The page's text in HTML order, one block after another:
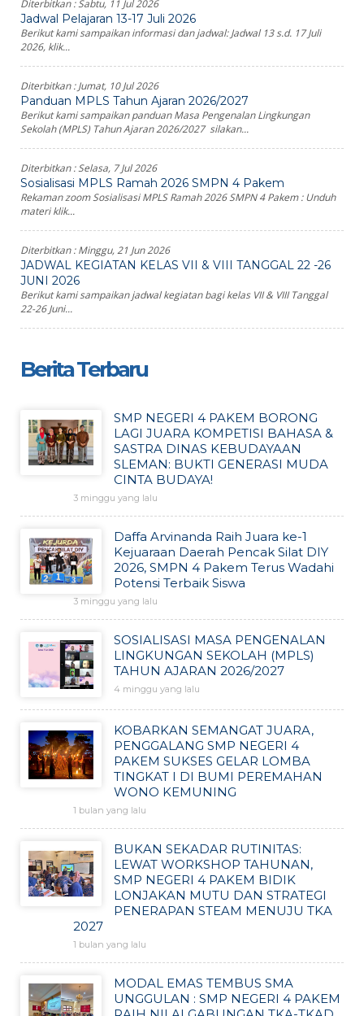
Diterbitkan :Sabtu, 11 Jul 2026
Jadwal Pelajaran 13-17 Juli 2026
Berikut kami sampaikan informasi dan jadwal: Jadwal 13 s.d. 17 Juli
2026, klik...
Diterbitkan :Jumat, 10 Jul 2026
Panduan MPLS Tahun Ajaran 2026/2027
Berikut kami sampaikan panduan Masa Pengenalan Lingkungan
Sekolah (MPLS) Tahun Ajaran 2026/2027 silakan...
Diterbitkan :Selasa, 7 Jul 2026
Sosialisasi MPLS Ramah 2026 SMPN 4 Pakem
Rekaman zoom Sosialisasi MPLS Ramah 2026 SMPN 4 Pakem : Unduh
materi klik...
Diterbitkan :Minggu, 21 Jun 2026
JADWAL KEGIATAN KELAS VII & VIII TANGGAL 22 -26
JUNI 2026
Berikut kami sampaikan jadwal kegiatan bagi kelas VII & VIII Tanggal
22-26 Juni...
Berita Terbaru
SMP NEGERI 4 PAKEM BORONG
LAGI JUARA KOMPETISI BAHASA &
SASTRA DINAS KEBUDAYAAN
SLEMAN: BUKTI GENERASI MUDA
CINTA BUDAYA!
3 minggu yang lalu
Daffa Arvinanda Raih Juara ke-1
Kejuaraan Daerah Pencak Silat DIY
2026, SMPN 4 Pakem Terus Wadahi
Potensi Terbaik Siswa
3 minggu yang lalu
SOSIALISASI MASA PENGENALAN
LINGKUNGAN SEKOLAH (MPLS)
TAHUN AJARAN 2026/2027
4 minggu yang lalu
KOBARKAN SEMANGAT JUARA,
PENGGALANG SMP NEGERI 4
PAKEM SUKSES GELAR LOMBA
TINGKAT I DI BUMI PEREMAHAN
WONO KEMUNING
1 bulan yang lalu
BUKAN SEKADAR RUTINITAS:
LEWAT WORKSHOP TAHUNAN,
SMP NEGERI 4 PAKEM BIDIK
LONJAKAN MUTU DAN STRATEGI
PENERAPAN STEAM MENUJU TKA
2027
1 bulan yang lalu
MODAL EMAS TEMBUS SMA
UNGGULAN : SMP NEGERI 4 PAKEM